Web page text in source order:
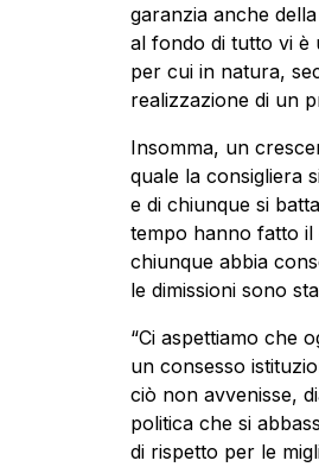
garanzia anche
al fondo di tutto vi è
per cui in natura,
realizzazione di un
Insomma, un
quale la consigliera
e di chiunque si
tempo hanno fatto il
chiunque abbia
le dimissioni sono
“Ci aspettiamo che
un consesso
ciò non avvenisse,
politica che si
di rispetto per le